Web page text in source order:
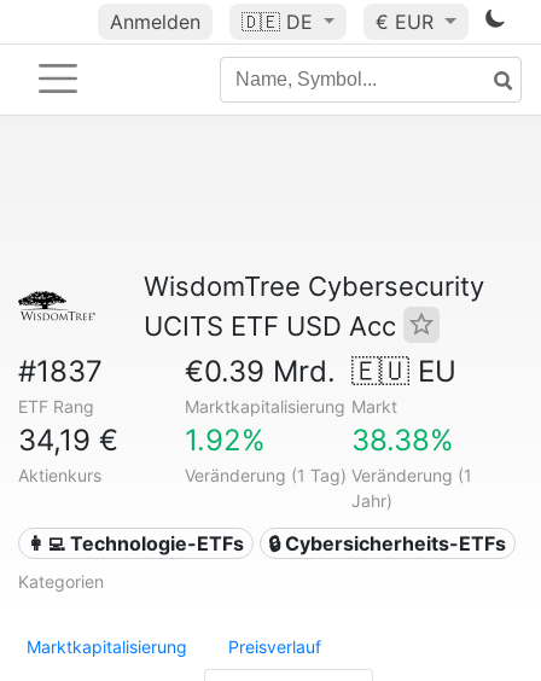
Anmelden 🇩🇪 DE € EUR
WisdomTree Cybersecurity
UCITS ETF USD Acc
#1837
ETF Rang
€0.39 Mrd.
Marktkapitalisierung
🇪🇺 EU
Markt
34,19 €
Aktienkurs
1.92%
Veränderung (1 Tag)
38.38%
Veränderung (1
Jahr)
👩‍💻 Technologie-ETFs 🔒 Cybersicherheits-ETFs
Kategorien
Marktkapitalisierung Preisverlauf